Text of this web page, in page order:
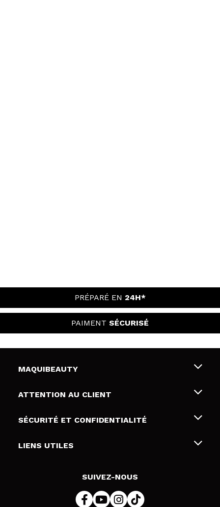
PRÉPARÉ EN 24H*
PAIMENT SÉCURISÉ
MAQUIBEAUTY
Qui sommes nous
Cartes-cadeaux
ATTENTION AU CLIENT
Livraison & retour
Modes de paiement
SÉCURITÉ ET CONFIDENTIALITÉ
Conditions et confidentialité
LIENS UTILES
SUIVEZ-NOUS